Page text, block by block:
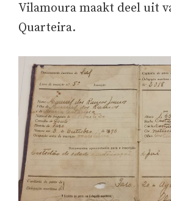
Vilamoura maakt deel uit
Quarteira.